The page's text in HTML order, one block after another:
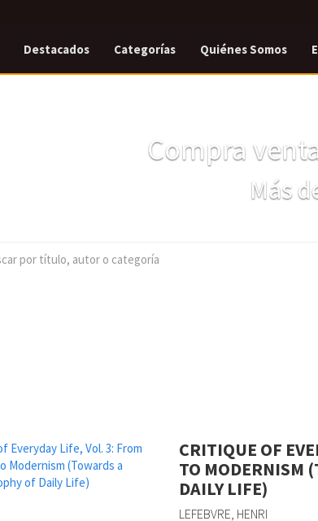
Destacados Categorías Quiénes Somos
Compra
Más
CRITIQUE OF
TO MODERNISM
DAILY LIFE)
LEFEBVRE, HENRI